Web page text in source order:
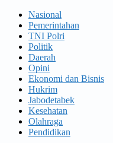
Nasional
Pemerintahan
TNI Polri
Politik
Daerah
Opini
Ekonomi dan Bisnis
Hukrim
Jabodetabek
Kesehatan
Olahraga
Pendidikan